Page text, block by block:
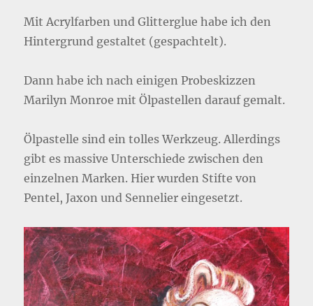
Mit Acrylfarben und Glitterglue habe ich den
Hintergrund gestaltet (gespachtelt).
Dann habe ich nach einigen Probeskizzen
Marilyn Monroe mit Ölpastellen darauf gemalt.
Ölpastelle sind ein tolles Werkzeug. Allerdings
gibt es massive Unterschiede zwischen den
einzelnen Marken. Hier wurden Stifte von
Pentel, Jaxon und Sennelier eingesetzt.